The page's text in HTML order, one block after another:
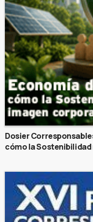
Dosier
cómo la